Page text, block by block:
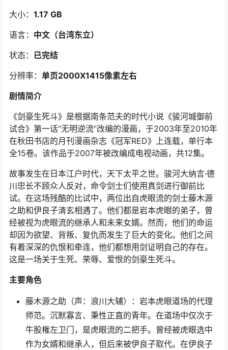
大小： 1.17 GB
语言： 中文（台湾东立）
状态： 已完结
分辨率： 单页2000X1415像素左右
剧情简介
《剑豪生死斗》是根据南条范夫的时代小说《骏河城御前
试合》第一话“无明逆流”改编的漫画，于2003年至2010年
在秋田书店的月刊漫画杂志《冠军RED》上连载，单行本
全15卷。该作品于2007年被改编成电视动画，共12集。
故事发生在日本江户时代，天下太平之世。骏河大纳言·德
川忠长不顾众人反对，命令剑士们使用真剑进行御前比
试。在这场残酷的比试中，两位出自虎眼流的剑士藤木源
之助和伊良子清玄相遇了。他们都是岩本虎眼的弟子，曾
经被视为虎眼流的继承人和未来女婿。然而，他们的命运
却因为欲望、背叛、复仇而发生了巨大的变化。他们之间
有着深深的仇恨和牵连，他们都想用剑证明自己的存在。
这是一场关于生死、荣辱、爱恨的剑豪生死斗。
主要角色
藤木源之助（声：浪川大辅）：岩本虎眼道场的代理
师范。沉默寡言、秉性正直的青年。在道场中仅次于
牛股権左卫门，是虎眼流的二把手。曾经被虎眼选中
作为女婿和继承人，但后来被伊良子取代。在伊良子